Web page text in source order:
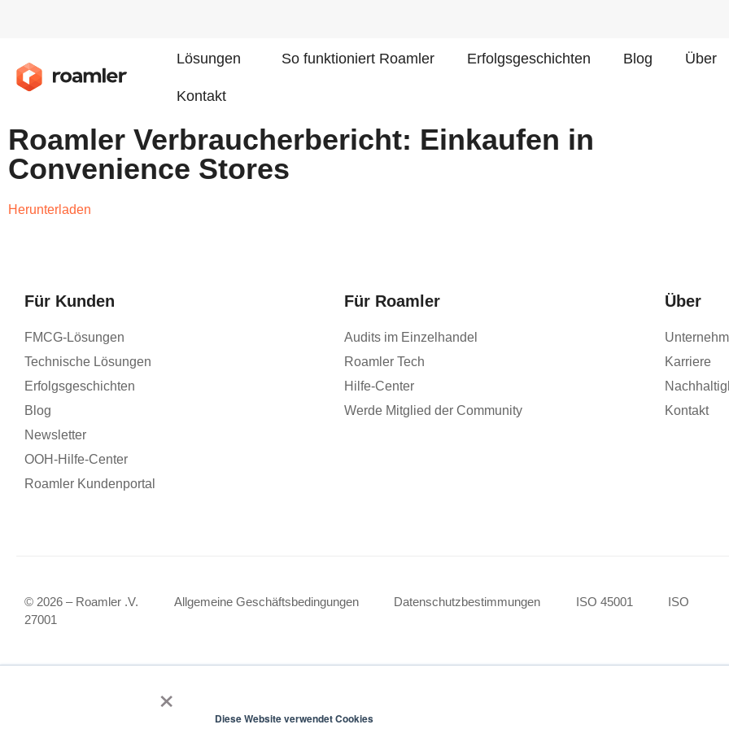
× Diese Website verwendet Cookies
Lösungen So funktioniert Roamler Erfolgsgeschichten Blog Über
Kontakt
Roamler Verbraucherbericht: Einkaufen in
Convenience Stores
Herunterladen
Für Kunden
FMCG-Lösungen
Technische Lösungen
Erfolgsgeschichten
Blog
Newsletter
OOH-Hilfe-Center
Roamler Kundenportal
Für Roamler
Audits im Einzelhandel
Roamler Tech
Hilfe-Center
Werde Mitglied der Community
Über
Karriere
Kontakt
© 2026 – Roamler .V. Allgemeine Geschäftsbedingungen Datenschutzbestimmungen ISO 45001
ISO
27001